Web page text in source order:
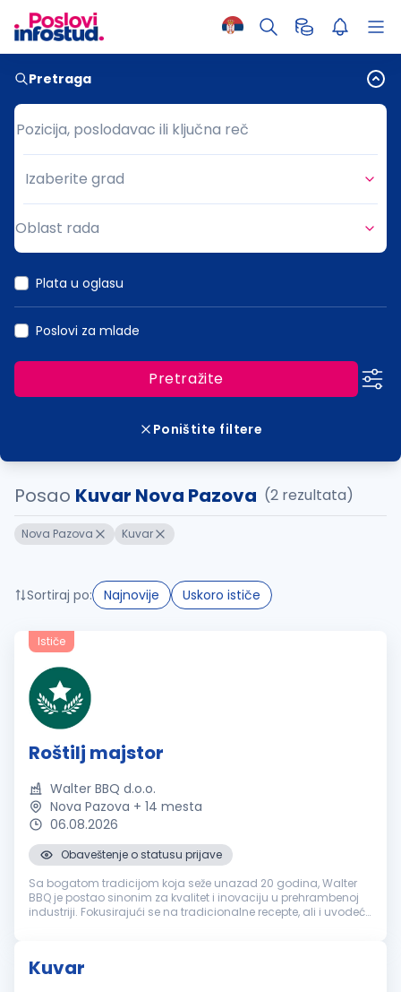
Pretraga
Pozicija, poslodavac ili ključna reč
Pozicija, poslodavac ili ključna reč
Grad
Izaberite grad
Oblast rada
Plata u oglasu
Poslovi za mlade
Pretražite
Poništite filtere
Posao Kuvar Nova Pazova (2 rezultata)
Nova Pazova Kuvar
Sortiraj po: Najnovije Uskoro ističe
Ističe
Roštilj majstor
Walter BBQ d.o.o.
Nova Pazova + 14 mesta
06.08.2026
Obaveštenje o statusu prijave
Sa bogatom tradicijom koja seže unazad 20 godina, Walter
BBQ je postao sinonim za kvalitet i inovaciju u prehrambenoj
industriji. Fokusirajući se na tradicionalne recepte, ali i uvodeći
Kuvar